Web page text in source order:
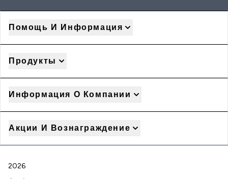
Помощь И Информация
Продукты
Информация О Компании
Акции И Вознаграждение
2026